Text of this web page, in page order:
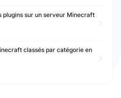
plugins sur un serveur Minecraft
classés par catégorie en